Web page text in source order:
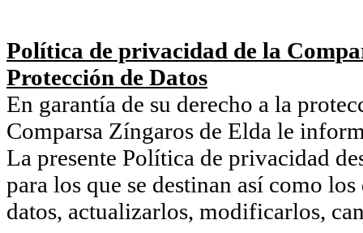
Política de privacidad de la
Protección de Datos
En garantía de su derecho a la
Comparsa Zíngaros de Elda le
La presente Política de privacidad
para los que se destinan así como
datos, actualizarlos, modificarlos,